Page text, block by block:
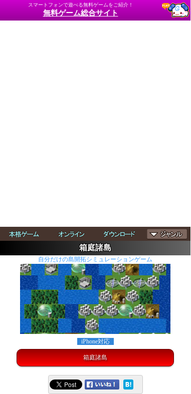
スマートフォンで遊べる無料ゲームをご紹介！
無料ゲーム総合サイト
箱庭諸島
自分だけの島開拓シミュレーションゲーム
iPhone対応
箱庭諸島